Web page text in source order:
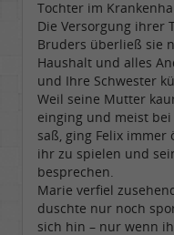
Tochter im
Die Versorgung ihrer
Bruders überließ sie
Haushalt und alles
und Ihre Schwester
Weil seine Mutter
einging und meist
saß, ging Felix
ihr zu spielen und
besprechen.
Marie verfiel
duschte nur noch
sich hin – nur wenn